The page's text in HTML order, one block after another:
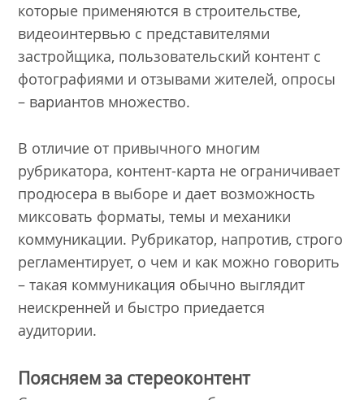
которые применяются в строительстве,
видеоинтервью с представителями
застройщика, пользовательский контент с
фотографиями и отзывами жителей, опросы
– вариантов множество.
В отличие от привычного многим
рубрикатора, контент-карта не ограничивает
продюсера в выборе и дает возможность
миксовать форматы, темы и механики
коммуникации. Рубрикатор, напротив, строго
регламентирует, о чем и как можно говорить
– такая коммуникация обычно выглядит
неискренней и быстро приедается
аудитории.
Поясняем за стереоконтент